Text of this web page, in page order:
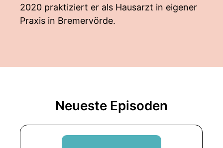
2020 praktiziert er als Hausarzt in eigener
Praxis in Bremervörde.
Neueste Episoden